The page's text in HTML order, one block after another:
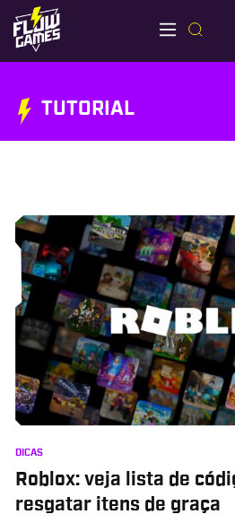
TUTORIAL
DICAS
Roblox: veja lista de
resgatar itens de graça